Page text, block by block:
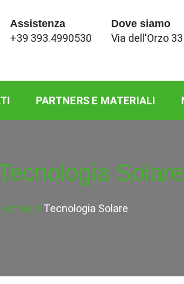
Assistenza
+39 393.4990530
Dove siamo
Via dell'Orzo
PARTNERS E MATERIALI
Solare
Home Tecnologia Solare